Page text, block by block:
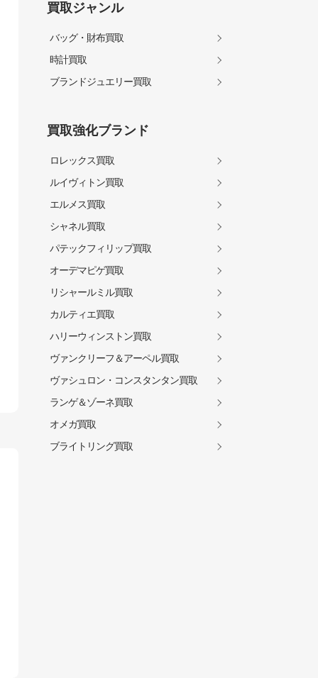
買取ジャンル
バッグ・財布買取
時計買取
ブランドジュエリー買取
買取強化ブランド
ロレックス買取
ルイヴィトン買取
エルメス買取
シャネル買取
パテックフィリップ買取
オーデマピゲ買取
リシャールミル買取
カルティエ買取
ハリーウィンストン買取
ヴァンクリーフ＆アーペル買取
ヴァシュロン・コンスタンタン買取
ランゲ＆ゾーネ買取
オメガ買取
ブライトリング買取